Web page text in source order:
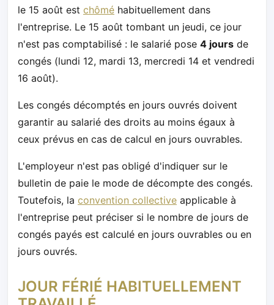
le 15 août est chômé habituellement dans
l'entreprise. Le 15 août tombant un jeudi, ce jour
n'est pas comptabilisé : le salarié pose 4 jours de
congés (lundi 12, mardi 13, mercredi 14 et vendredi
16 août).
Les congés décomptés en jours ouvrés doivent
garantir au salarié des droits au moins égaux à
ceux prévus en cas de calcul en jours ouvrables.
L'employeur n'est pas obligé d'indiquer sur le
bulletin de paie le mode de décompte des congés.
Toutefois, la convention collective applicable à
l'entreprise peut préciser si le nombre de jours de
congés payés est calculé en jours ouvrables ou en
jours ouvrés.
JOUR FÉRIÉ HABITUELLEMENT